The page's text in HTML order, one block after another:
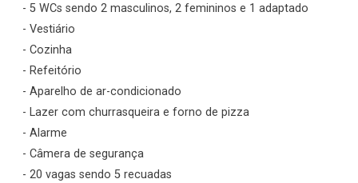
- 5 WCs sendo 2 masculinos, 2 femininos e 1 adaptado
- Vestiário
- Cozinha
- Refeitório
- Aparelho de ar-condicionado
- Lazer com churrasqueira e forno de pizza
- Alarme
- Câmera de segurança
- 20 vagas sendo 5 recuadas